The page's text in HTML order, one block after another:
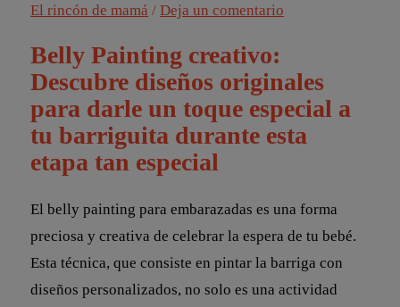
El rincón de mamá /Deja un comentario
Belly Painting creativo:
Descubre diseños originales
para darle un toque especial a
tu barriguita durante esta
etapa tan especial
El belly painting para embarazadas es una forma
preciosa y creativa de celebrar la espera de tu bebé.
Esta técnica, que consiste en pintar la barriga con
diseños personalizados, no solo es una actividad